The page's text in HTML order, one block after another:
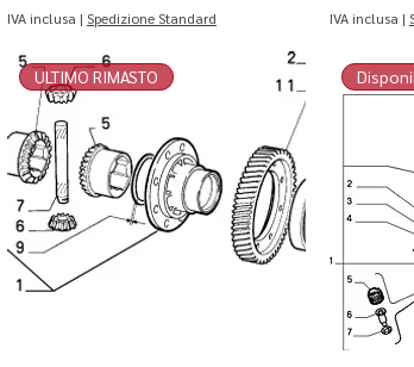
IVA inclusa | Spedizione Standard IVA inclusa |
ULTIMO RIMASTO